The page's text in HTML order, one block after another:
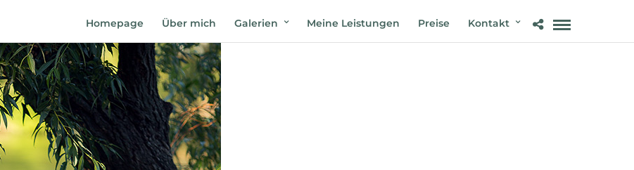
Homepage Über mich Galerien Meine Leistungen Preise Kontakt